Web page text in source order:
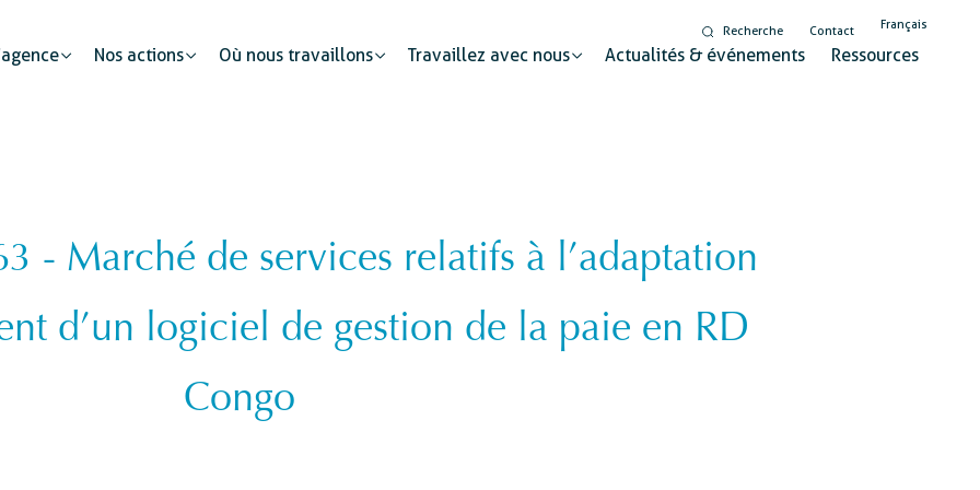
Recherche Contact Français
Partenariats publics
Le secteur privé : un catalyseur pour un changement durable
Nos actions
Développement urbain
Sécurité
Digitalisation
Egalité de genre et
inclusion
Où nous travaillons Travaillez avec nous Actualités & événements Ressources
- Marché de services relatifs à l’adaptation
d’un logiciel de gestion de la paie en RD
Congo